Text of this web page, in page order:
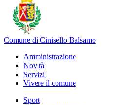
Comune di Cinisello Balsamo
Amministrazione
Novità
Servizi
Vivere il comune
Sport